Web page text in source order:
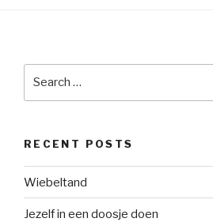
RECENT POSTS
Wiebeltand
Jezelf in een doosje doen